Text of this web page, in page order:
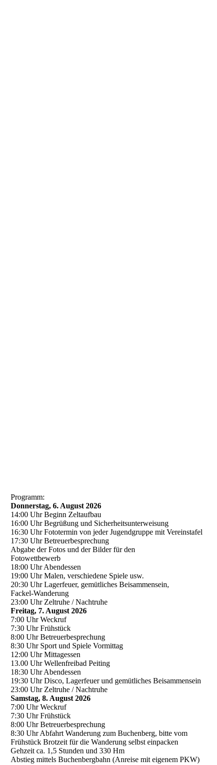
Programm:
Donnerstag, 6. August 2026
14:00 Uhr Beginn Zeltaufbau
16:00 Uhr Begrüßung und Sicherheitsunterweisung
16:30 Uhr Fototermin von jeder Jugendgruppe mit Vereinstafel
17:30 Uhr Betreuerbesprechung
Abgabe der Fotos und der Bilder für den
Fotowettbewerb
18:00 Uhr Abendessen
19:00 Uhr Malen, verschiedene Spiele usw.
20:30 Uhr Lagerfeuer, gemütliches Beisammensein,
Fackel-Wanderung
23:00 Uhr Zeltruhe / Nachtruhe
Freitag, 7. August 2026
7:00 Uhr Weckruf
7:30 Uhr Frühstück
8:00 Uhr Betreuerbesprechung
8:30 Uhr Sport und Spiele Vormittag
12:00 Uhr Mittagessen
13.00 Uhr Wellenfreibad Peiting
18:30 Uhr Abendessen
19:30 Uhr Disco, Lagerfeuer und gemütliches Beisammensein
23:00 Uhr Zeltruhe / Nachtruhe
Samstag, 8. August 2026
7:00 Uhr Weckruf
7:30 Uhr Frühstück
8:00 Uhr Betreuerbesprechung
8:30 Uhr Abfahrt Wanderung zum Buchenberg, bitte vom
Frühstück Brotzeit für die Wanderung selbst einpacken
Gehzeit ca. 1,5 Stunden und 330 Hm
Abstieg mittels Buchenbergbahn (Anreise mit eigenem PKW)